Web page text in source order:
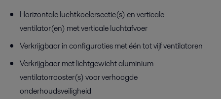
Horizontale luchtkoelersectie(s) en verticale
ventilator(en) met verticale luchtafvoer
Verkrijgbaar in configuraties met één tot vijf ventilatoren
Verkrijgbaar met lichtgewicht aluminium
ventilatorrooster(s) voor verhoogde
onderhoudsveiligheid